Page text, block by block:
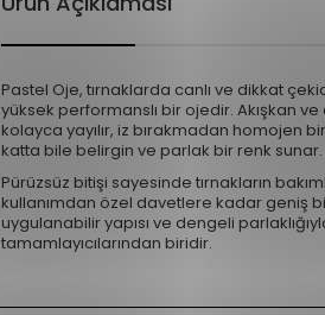
Pastel Oje, tırnaklarda canlı ve dikkat
yüksek performanslı bir ojedir. Akışkan
kolayca yayılır, iz bırakmadan homojen
katta bile belirgin ve parlak bir renk sunar.
Pürüzsüz bitişi sayesinde tırnakların
kullanımdan özel davetlere kadar geniş
uygulanabilir yapısı ve dengeli
tamamlayıcılarından biridir.